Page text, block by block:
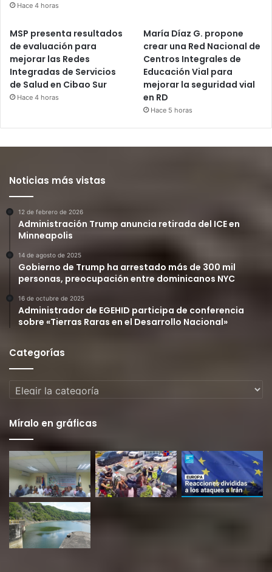
Hace 4 horas
MSP presenta resultados
de evaluación para
mejorar las Redes
Integradas de Servicios
de Salud en Cibao Sur
Hace 4 horas
María Díaz G. propone
crear una Red Nacional de
Centros Integrales de
Educación Vial para
mejorar la seguridad vial
en RD
Hace 5 horas
Noticias más vistas
12 de febrero de 2026
Administración Trump anuncia retirada del ICE en
Minneapolis
14 de agosto de 2025
Gobierno de Trump ha arrestado más de 300 mil
personas, preocupación entre dominicanos NYC
16 de octubre de 2025
Administrador de EGEHID participa de conferencia
sobre «Tierras Raras en el Desarrollo Nacional»
Categorías
Categorías
Míralo en gráficas